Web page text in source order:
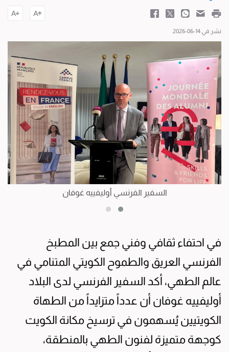
نشر في 14-06-2026
السفير الفرنسي أوليفييه غوفان
في احتفاء ثقافي وفني جمع بين المطبخ
الفرنسي العريق والطموح الكويتي المتنامي في
عالم الطهي، أكد السفير الفرنسي لدى البلاد
أوليفييه غوفان أن عدداً متزايداً من الطهاة
الكويتيين يُسهمون في ترسيخ مكانة الكويت
كوجهة متميزة لفنون الطهي بالمنطقة،